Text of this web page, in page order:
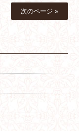
次のページ »